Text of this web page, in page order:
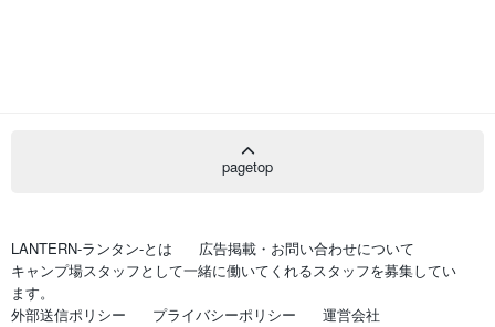
pagetop
LANTERN-ランタン-とは
広告掲載・お問い合わせについて
キャンプ場スタッフとして一緒に働いてくれるスタッフを募集してい
ます。
外部送信ポリシー
プライバシーポリシー 運営会社